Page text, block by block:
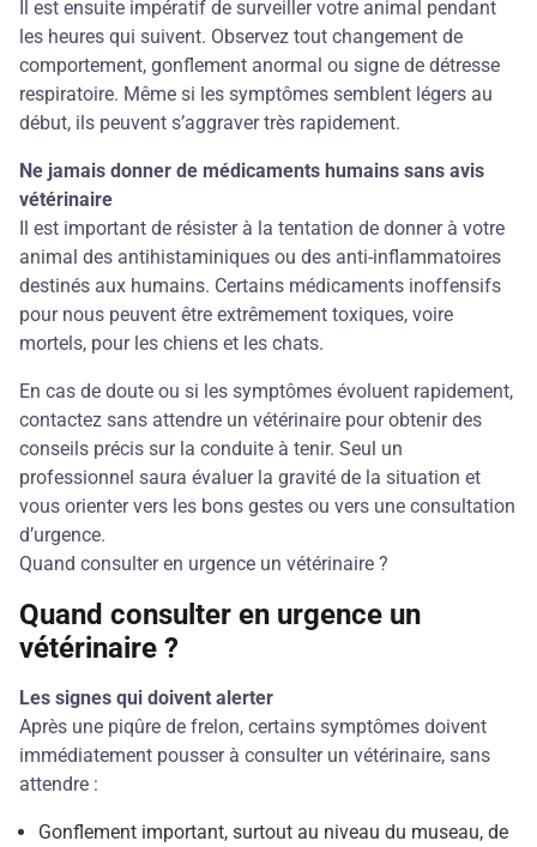
Il est ensuite impératif de surveiller votre animal pendant
les heures qui suivent. Observez tout changement de
comportement, gonflement anormal ou signe de détresse
respiratoire. Même si les symptômes semblent légers au
début, ils peuvent s’aggraver très rapidement.
Ne jamais donner de médicaments humains sans avis
vétérinaire
Il est important de résister à la tentation de donner à votre
animal des antihistaminiques ou des anti-inflammatoires
destinés aux humains. Certains médicaments inoffensifs
pour nous peuvent être extrêmement toxiques, voire
mortels, pour les chiens et les chats.
En cas de doute ou si les symptômes évoluent rapidement,
contactez sans attendre un vétérinaire pour obtenir des
conseils précis sur la conduite à tenir. Seul un
professionnel saura évaluer la gravité de la situation et
vous orienter vers les bons gestes ou vers une consultation
d’urgence.
Quand consulter en urgence un vétérinaire ?
Quand consulter en urgence un
vétérinaire ?
Les signes qui doivent alerter
Après une piqûre de frelon, certains symptômes doivent
immédiatement pousser à consulter un vétérinaire, sans
attendre :
Gonflement important, surtout au niveau du museau, de